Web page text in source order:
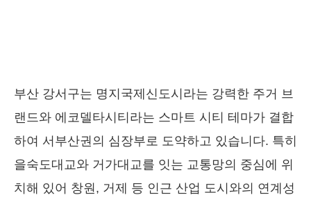
부산 강서구는 명지국제신도시라는 강력한 주거 브
랜드와 에코델타시티라는 스마트 시티 테마가 결합
하여 서부산권의 심장부로 도약하고 있습니다. 특히
을숙도대교와 거가대교를 잇는 교통망의 중심에 위
치해 있어 창원, 거제 등 인근 산업 도시와의 연계성